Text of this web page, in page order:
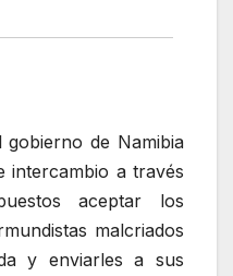
gobierno de Namibia
intercambio a través
aceptar los
malcriados
y enviarles a sus